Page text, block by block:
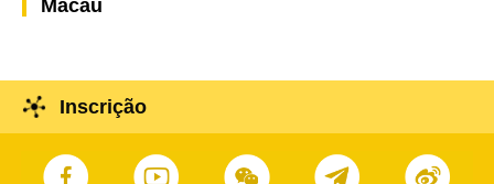
Macau
Inscrição